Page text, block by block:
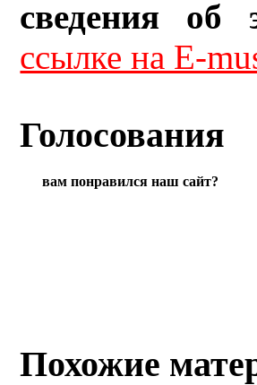
сведения об
ссылке на E-
Голосования
вам понравился наш сайт?
Похожие